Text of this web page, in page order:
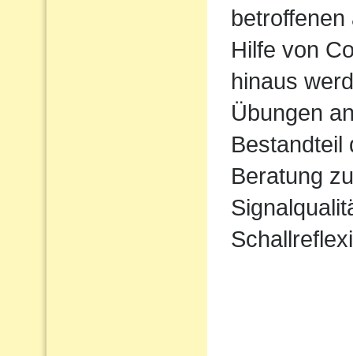
betroffenen
Hilfe von
hinaus
Übungen
Bestandteil
Beratung